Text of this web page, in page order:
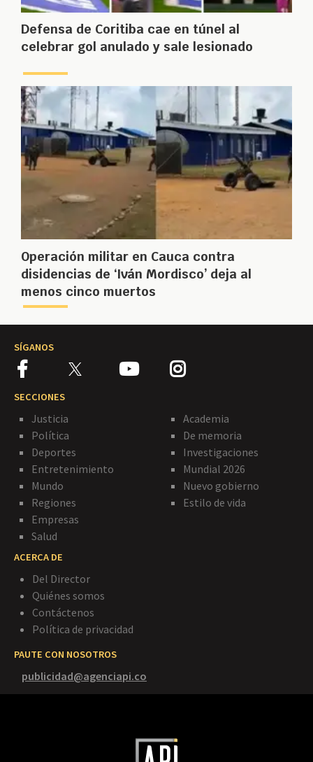
Defensa de Coritiba cae en túnel al
celebrar gol anulado y sale lesionado
Operación militar en Cauca contra
disidencias de ‘Iván Mordisco’ deja al
menos cinco muertos
SÍGANOS
SECCIONES
Justicia
Política
Deportes
Entretenimiento
Mundo
Regiones
Empresas
Salud
Academia
De memoria
Investigaciones
Mundial 2026
Nuevo gobierno
Estilo de vida
ACERCA DE
Del Director
Quiénes somos
Contáctenos
Política de privacidad
PAUTE CON NOSOTROS
publicidad@agenciapi.co